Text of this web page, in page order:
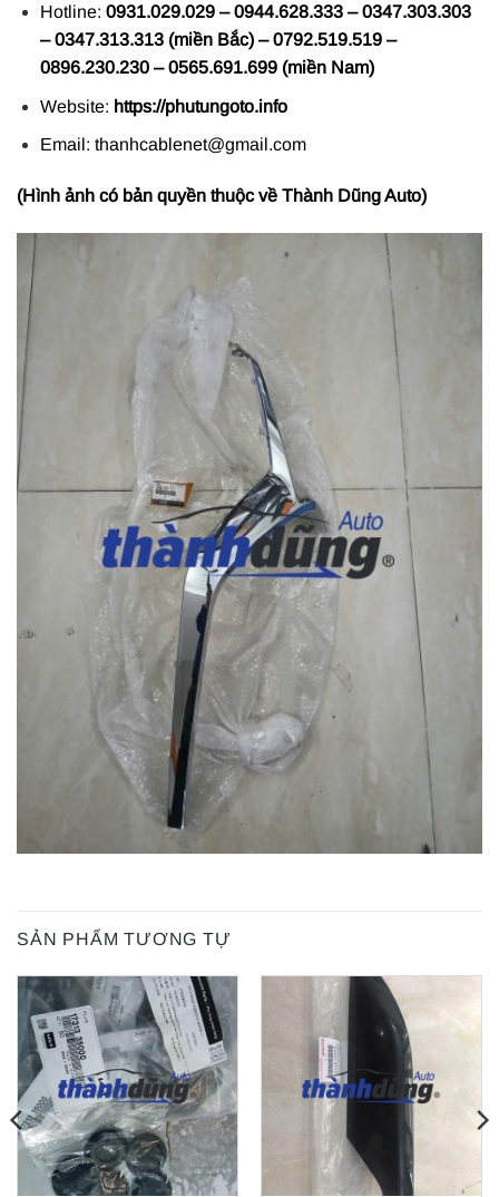
Hotline: 0931.029.029 – 0944.628.333 – 0347.303.303
– 0347.313.313 (miền Bắc) – 0792.519.519 –
0896.230.230 – 0565.691.699 (miền Nam)
Website: https://phutungoto.info
Email: thanhcablenet@gmail.com
(Hình ảnh có bản quyền thuộc về Thành Dũng Auto)
SẢN PHẨM TƯƠNG TỰ